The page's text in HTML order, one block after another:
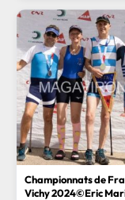
Championnats de
Vichy 2024©Eric